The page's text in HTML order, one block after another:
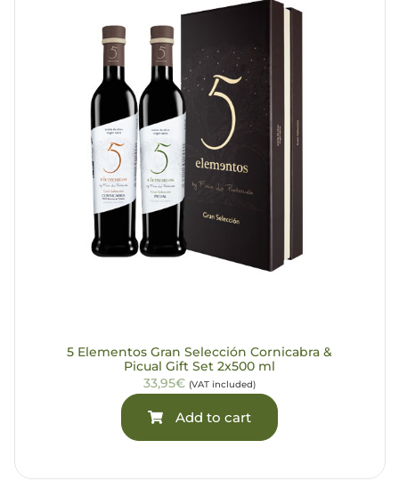
5 Elementos Gran Selección Cornicabra &
Picual Gift Set 2x500 ml
33,95€ (VAT included)
Add to cart